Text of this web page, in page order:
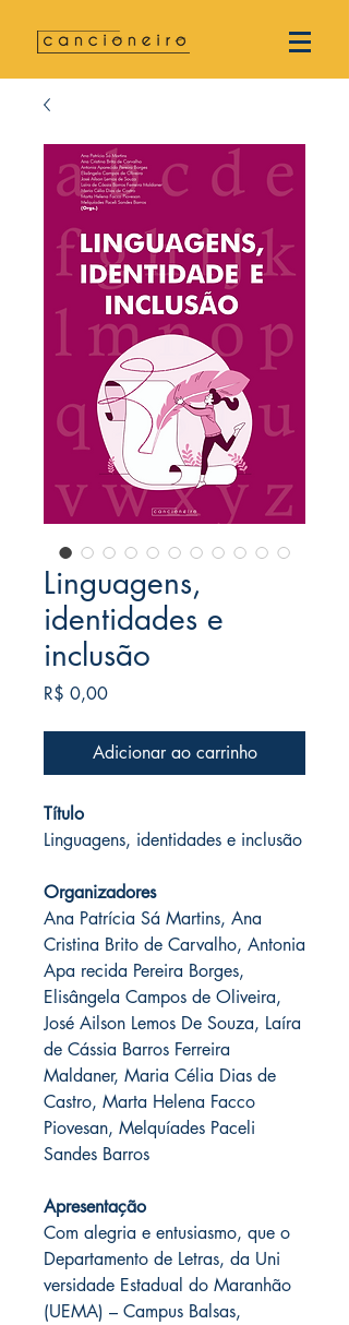
Linguagens,
identidades e
inclusão
R$ 0,00Preço
Adicionar ao carrinho
Título
Linguagens, identidades e inclusão
Organizadores
Ana Patrícia Sá Martins, Ana
Cristina Brito de Carvalho, Antonia
Apa recida Pereira Borges,
Elisângela Campos de Oliveira,
José Ailson Lemos De Souza, Laíra
de Cássia Barros Ferreira
Maldaner, Maria Célia Dias de
Castro, Marta Helena Facco
Piovesan, Melquíades Paceli
Sandes Barros
Apresentação
Com alegria e entusiasmo, que o
Departamento de Letras, da Uni
versidade Estadual do Maranhão
(UEMA) – Campus Balsas,